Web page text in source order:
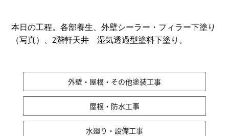
本日の工程。各部養生、外壁シーラー・フィラー下塗り
（写真）、2階軒天井 湿気透過型塗料下塗り。
外壁・屋根・その他塗装工事
屋根・防水工事
水廻り・設備工事